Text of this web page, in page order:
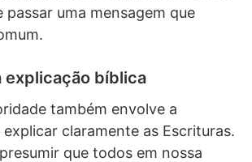
passar uma mensagem que
explicação bíblica
também envolve a
claramente as Escrituras.
que todos em nossa